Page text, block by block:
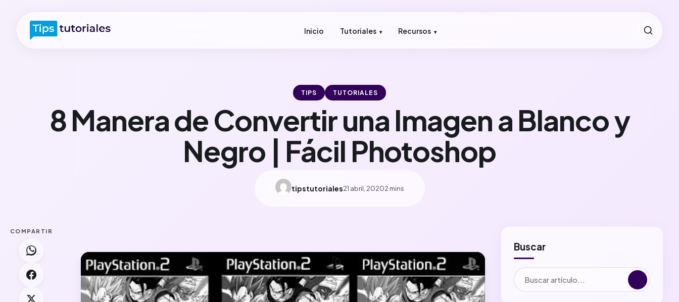
Inicio Tutoriales Recursos
TIPS TUTORIALES
8 Manera de Convertir una Imagen a Blanco y
Negro | Fácil Photoshop
tipstutoriales21 abril, 20202 mins
COMPARTIR
Buscar